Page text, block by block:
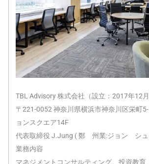
TBL Advisory 株式会社（設立：2017年12月
〒221-0052 神奈川県横浜市神奈川区栄町
ョンスクエア14F
代表取締役 J.Jung ( 鄭 州業:ジョン シュ
業務内容
マネジメントコンサルティング、投資教育